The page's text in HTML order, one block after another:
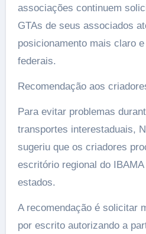
associações continuem
GTAs de seus associados
posicionamento mais claro
federais.
Recomendação aos
Para evitar problemas
transportes interestaduais,
sugeriu que os criadores
escritório regional do
estados.
A recomendação é solicitar
por escrito autorizando a